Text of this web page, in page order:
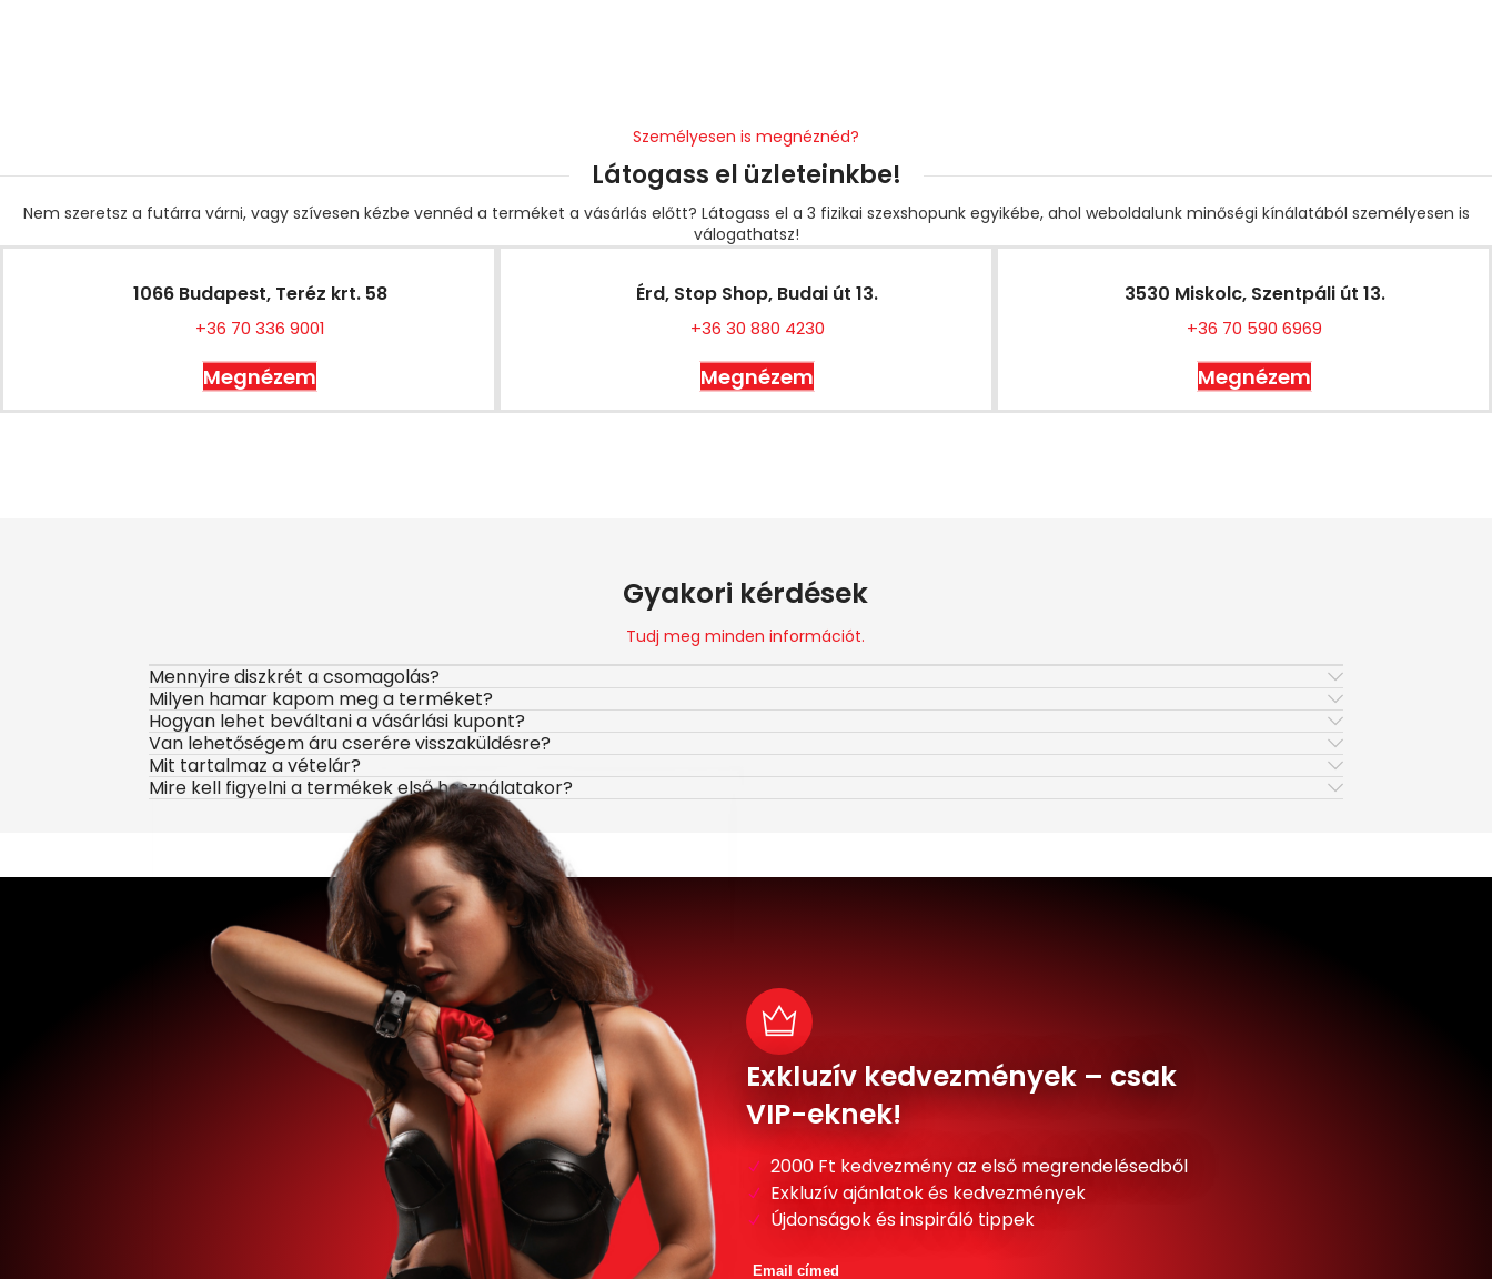
Személyesen is megnéznéd?
Látogass el üzleteinkbe!
Nem szeretsz a futárra várni, vagy szívesen kézbe vennéd a terméket a vásárlás előtt? Látogass el a 3 fizikai szexshopunk egyikébe, ahol weboldalunk minőségi kínálatából személyesen is
válogathatsz!
1066 Budapest, Teréz krt. 58
+36 70 336 9001
Megnézem
Érd, Stop Shop, Budai út 13.
+36 30 880 4230
Megnézem
3530 Miskolc, Szentpáli út 13.
+36 70 590 6969
Megnézem
Gyakori kérdések
Tudj meg minden információt.
Mennyire diszkrét a csomagolás?
Milyen hamar kapom meg a terméket?
Hogyan lehet beváltani a vásárlási kupont?
Van lehetőségem áru cserére visszaküldésre?
Mit tartalmaz a vételár?
Mire kell figyelni a termékek első használatakor?
Exkluzív kedvezmények – csak
VIP-eknek!
2000 Ft kedvezmény az első megrendelésedből
Exkluzív ajánlatok és kedvezmények
Újdonságok és inspiráló tippek
Email címed